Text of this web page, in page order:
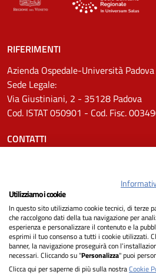
RIFERIMENTI
Azienda Ospedale-Università Padova
Sede Legale:
Via Giustiniani, 2 - 35128 Padova
Cod. ISTAT 050901 - Cod. Fisc.
CONTATTI
Pec: protocollo.aopd@pecveneto.it
SEGUICI SU
Privacy
Utilizziamo i cookie
In questo sito utilizziamo cookie tecnici, di terze
che raccolgono dati della tua navigazione per
esperienza e personalizzare il contenuto e la
esprimi il tuo consenso a tutti i cookie utilizzati.
banner, la navigazione proseguirà con
necessari. Cliccando su "Personalizza" puoi
Clicca qui per saperne di più sulla nostraCookie